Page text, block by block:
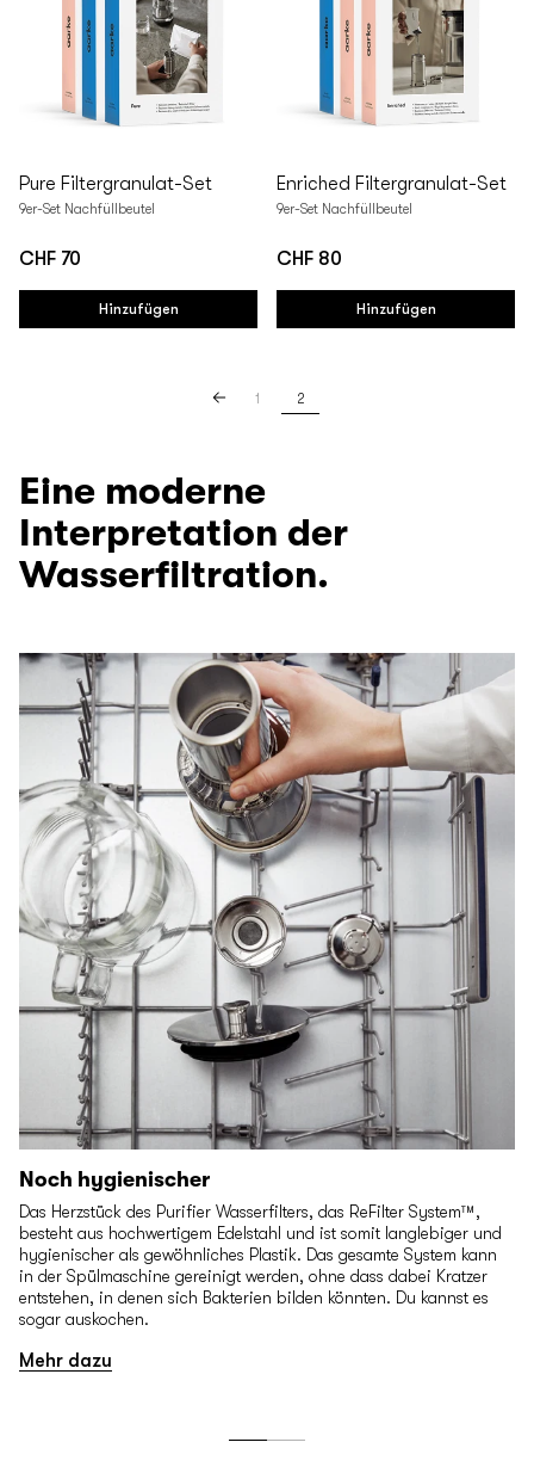
Pure Filtergranulat-Set
9er-Set Nachfüllbeutel
Regulärer
Preis
CHF 70
Hinzufügen
Enriched Filtergranulat-Set
9er-Set Nachfüllbeutel
Regulärer
Preis
CHF 80
Hinzufügen
1 2
Eine moderne
Interpretation der
Wasserfiltration.
Noch hygienischer
Das Herzstück des Purifier Wasserfilters, das ReFilter System™,
besteht aus hochwertigem Edelstahl und ist somit langlebiger und
hygienischer als gewöhnliches Plastik. Das gesamte System kann
in der Spülmaschine gereinigt werden, ohne dass dabei Kratzer
entstehen, in denen sich Bakterien bilden könnten. Du kannst es
sogar auskochen.
Mehr dazu